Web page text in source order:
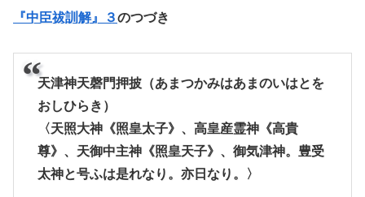
『中臣祓訓解』３のつづき
天津神天磬門押披（あまつかみはあまのいはとを
おしひらき）
〈天照大神《照皇太子》、高皇産霊神《高貴
尊》、天御中主神《照皇天子》、御気津神。豊受
太神と号ふは是れなり。亦日なり。〉